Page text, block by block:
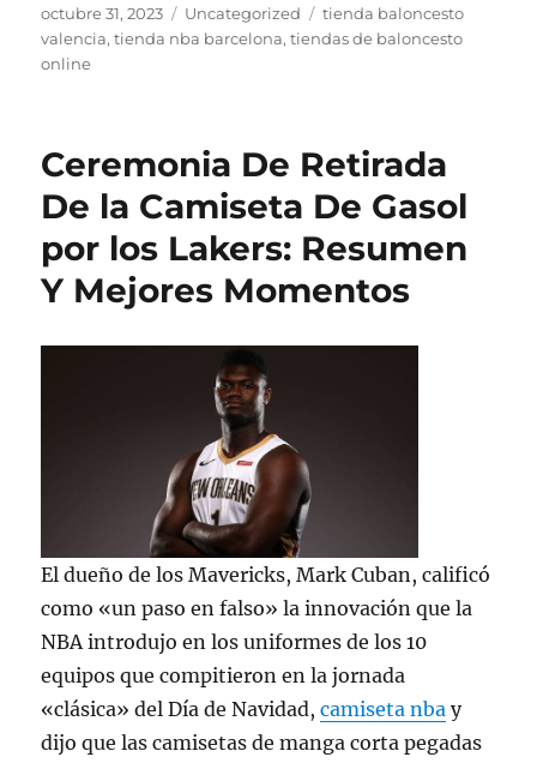
Publicado
el
octubre 31, 2023 Categorías
Uncategorized Etiquetas
tienda baloncesto
valencia,tienda nba barcelona,tiendas de baloncesto
online
Ceremonia De Retirada
De la Camiseta De Gasol
por los Lakers: Resumen
Y Mejores Momentos
El dueño de los Mavericks, Mark Cuban, calificó
como «un paso en falso» la innovación que la
NBA introdujo en los uniformes de los 10
equipos que compitieron en la jornada
«clásica» del Día de Navidad,camiseta nba y
dijo que las camisetas de manga corta pegadas